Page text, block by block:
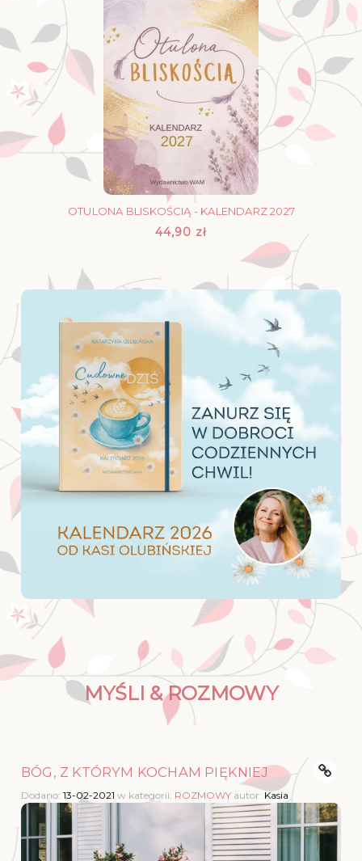
OTULONA BLISKOŚCIĄ - KALENDARZ 2027
44,90 zł
MYŚLI & ROZMOWY
BÓG, Z KTÓRYM KOCHAM PIĘKNIEJ
Dodano: 13-02-2021 w kategorii: ROZMOWY autor: Kasia